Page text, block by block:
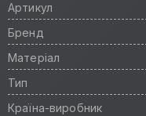
Артикул
Бренд
Матеріал
Тип
Країна-виробник